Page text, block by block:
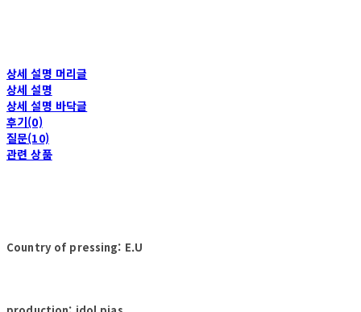
상세 설명 머리글
상세 설명
상세 설명 바닥글
후기(0)
질문(10)
관련 상품
Country of pressing: E.U